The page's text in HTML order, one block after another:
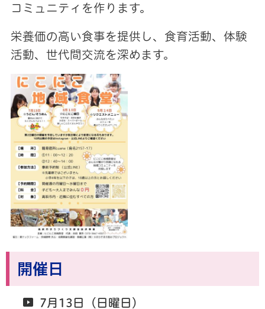
コミュニティを作ります。
栄養価の高い食事を提供し、食育活動、体験
活動、世代間交流を深めます。
開催日
7月13日（日曜日）